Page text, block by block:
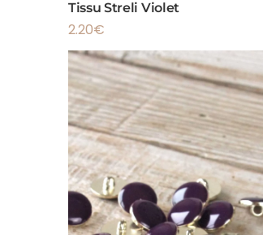
Tissu Streli Violet
2.20€